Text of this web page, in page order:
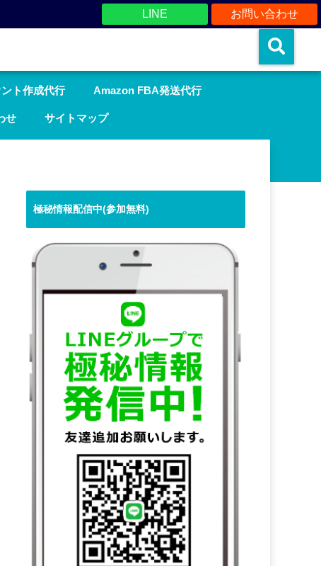
お問い合わせ
LINE
ト作成代行 Amazon FBA発送代行
せ サイトマップ
極秘情報配信中(参加無料)